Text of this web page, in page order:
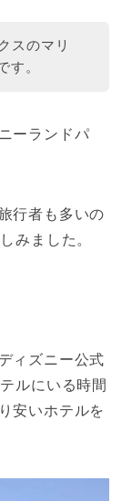
スのマリ
す。
ーランドパ
行者も多いの
みました。
ィズニー公式
ルにいる時間
安いホテルを